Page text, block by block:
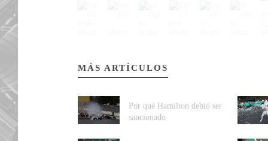
MÁS ARTÍCULOS
Por qué Hamilton debió ser
sancionado